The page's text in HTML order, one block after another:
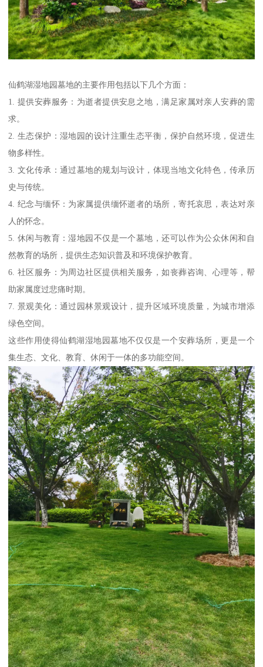
仙鹤湖湿地园墓地的主要作用包括以下几个方面：
1. 提供安葬服务：为逝者提供安息之地，满足家属对亲人安葬的需
求。
2. 生态保护：湿地园的设计注重生态平衡，保护自然环境，促进生
物多样性。
3. 文化传承：通过墓地的规划与设计，体现当地文化特色，传承历
史与传统。
4. 纪念与缅怀：为家属提供缅怀逝者的场所，寄托哀思，表达对亲
人的怀念。
5. 休闲与教育：湿地园不仅是一个墓地，还可以作为公众休闲和自
然教育的场所，提供生态知识普及和环境保护教育。
6. 社区服务：为周边社区提供相关服务，如丧葬咨询、心理等，帮
助家属度过悲痛时期。
7. 景观美化：通过园林景观设计，提升区域环境质量，为城市增添
绿色空间。
这些作用使得仙鹤湖湿地园墓地不仅仅是一个安葬场所，更是一个
集生态、文化、教育、休闲于一体的多功能空间。